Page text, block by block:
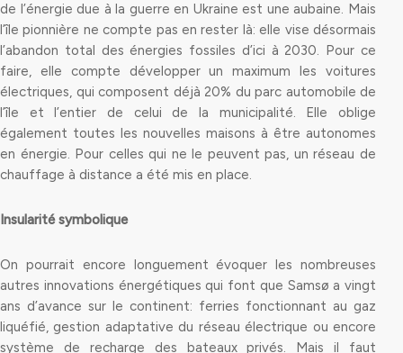
de l’énergie due à la guerre en Ukraine est une aubaine. Mais
l’île pionnière ne compte pas en rester là: elle vise désormais
l’abandon total des énergies fossiles d’ici à 2030. Pour ce
faire, elle compte développer un maximum les voitures
électriques, qui composent déjà 20% du parc automobile de
l’île et l’entier de celui de la municipalité. Elle oblige
également toutes les nouvelles maisons à être autonomes
en énergie. Pour celles qui ne le peuvent pas, un réseau de
chauffage à distance a été mis en place.
Insularité symbolique
On pourrait encore longuement évoquer les nombreuses
autres innovations énergétiques qui font que Samsø a vingt
ans d’avance sur le continent: ferries fonctionnant au gaz
liquéfié, gestion adaptative du réseau électrique ou encore
système de recharge des bateaux privés. Mais il faut